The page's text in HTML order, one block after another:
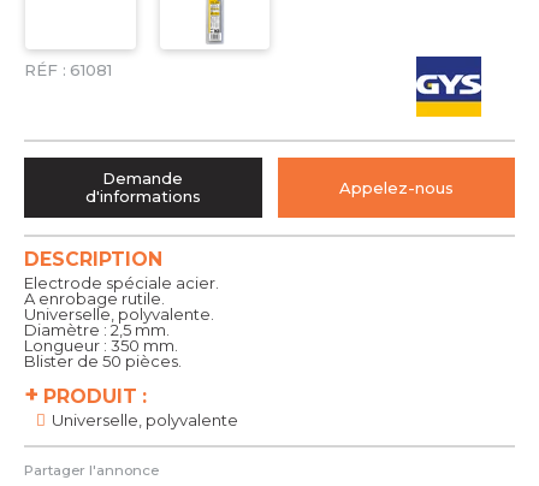
RÉF : 61081
+ PRODUIT :
Universelle, polyvalente
Partager l'annonce
DESCRIPTION
Electrode spéciale acier.
A enrobage rutile.
Universelle, polyvalente.
Diamètre : 2,5 mm.
Longueur : 350 mm.
Blister de 50 pièces.
Demande
d'informations
Appelez-nous